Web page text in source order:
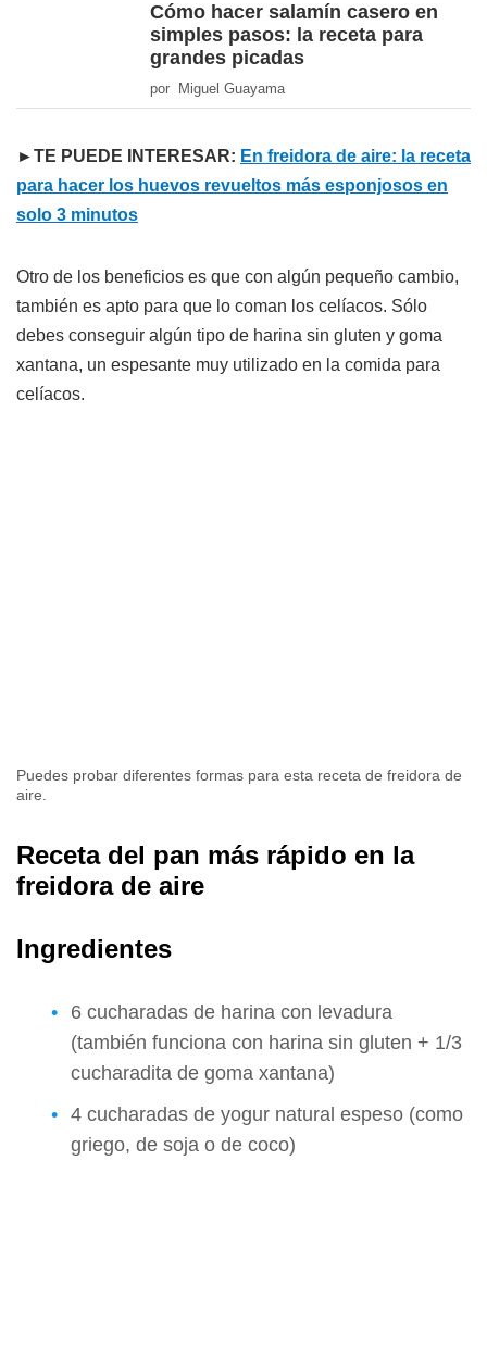
Cómo hacer salamín casero en
simples pasos: la receta para
grandes picadas
por Miguel Guayama
►TE PUEDE INTERESAR: En freidora de aire: la receta
para hacer los huevos revueltos más esponjosos en
solo 3 minutos
Otro de los beneficios es que con algún pequeño cambio,
también es apto para que lo coman los celíacos. Sólo
debes conseguir algún tipo de harina sin gluten y goma
xantana, un espesante muy utilizado en la comida para
celíacos.
Puedes probar diferentes formas para esta receta de freidora de
aire.
Receta del pan más rápido en la
freidora de aire
Ingredientes
6 cucharadas de harina con levadura
(también funciona con harina sin gluten + 1/3
cucharadita de goma xantana)
4 cucharadas de yogur natural espeso (como
griego, de soja o de coco)